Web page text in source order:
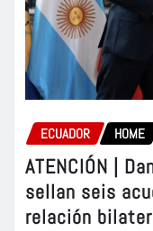
ECUADOR HOME
ATENCIÓN |
sellan seis
relación